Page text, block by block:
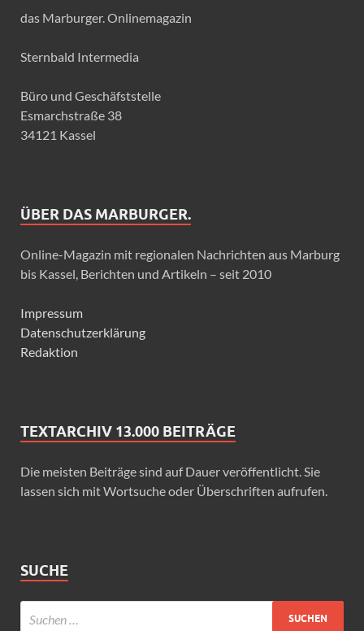
das Marburger. Onlinemagazin
Sternbald Intermedia
Büro und Geschäfststelle
Esmarchstraße 38
34121 Kassel
ÜBER DAS MARBURGER.
Online-Magazin mit regionalen Nachrichten aus Marburg
bis Kassel, Berichten und Artikeln – seit 2010
Impressum
Datenschutzerklärung
Redaktion
TEXTARCHIV 13.000 BEITRÄGE
Die meisten Beiträge sind auf Dauer veröffentlicht. Sie
lassen sich mit Wortsuche oder Überschriften aufrufen.
SUCHE